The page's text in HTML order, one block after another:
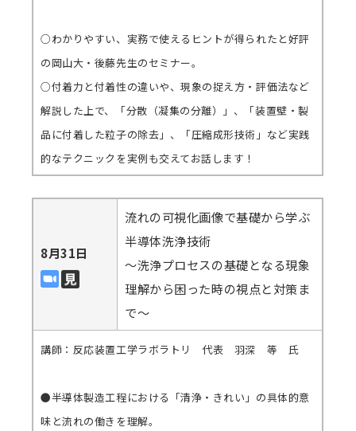
○わかりやすい、実務で使えるヒントが得られたと好評
の岡山大・後藤先生のセミナー。
○付着力と付着性の違いや、現象の捉え方・評価法など
解説した上で、「分散（凝集の分離）」、「装置壁・製
品に付着した粒子の除去」、「圧縮成形技術」など実践
的なテクニックを実例も交えてお話します！
8月31日
流れの可視化画像で基礎から学ぶ
半導体洗浄技術
～洗浄プロセスの基礎となる現象
理解から困った時の視点と対策ま
で～
講師：反応装置工学ラボラトリ 代表 羽深 等 氏
●半導体製造工程における「清浄・きれい」の具体的意
味と流れの働きを理解。